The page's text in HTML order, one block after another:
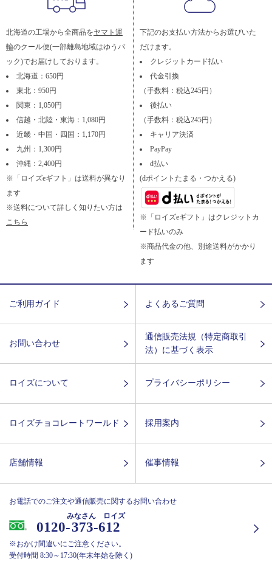
北海道の工場から全商品をヤマト運
輸のクール便(一部離島地域はゆうパ
ック)でお届けしております。
北海道：650円
東北：950円
関東：1,050円
信越・北陸・東海：1,080円
近畿・中国・四国：1,170円
九州：1,300円
沖縄：2,400円
※「ロイズeギフト」は送料が異なり
ます
※送料について詳しく知りたい方は
こちら
下記のお支払い方法からお選びいた
だけます。
クレジットカード払い
代金引換
（手数料：税込245円）
後払い
（手数料：税込245円）
キャリア決済
PayPay
d払い
(dポイントたまる・つかえる)
※「ロイズeギフト」はクレジットカ
ード払いのみ
※商品代金の他、別途送料がかかり
ます
ご利用ガイド よくあるご質問
お問い合わせ
通信販売法規（特定商取引
法）に基づく表示
ロイズについて プライバシーポリシー
ロイズチョコレートワールド 採用案内
店舗情報 催事情報
お電話でのご注文や通信販売に関するお問い合わせ
0120-373-612
みなさん ロイズ
※おかけ間違いにご注意ください。
受付時間 8:30～17:30(年末年始を除く)